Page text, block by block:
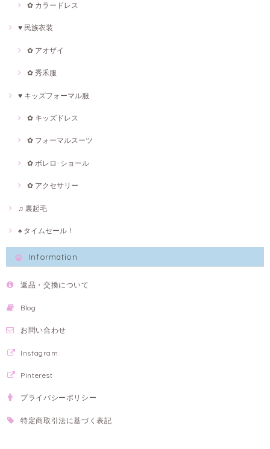
✿ カラードレス
♥ 民族衣装
✿ アオザイ
✿ 秀禾服
♥ キッズフォーマル服
✿ キッズドレス
✿ フォーマルスーツ
✿ ボレロ･ショール
✿ アクセサリー
♫ 裏起毛
♠ タイムセール！
Information
返品・交換について
Blog
お問い合わせ
Instagram
Pinterest
プライバシーポリシー
特定商取引法に基づく表記